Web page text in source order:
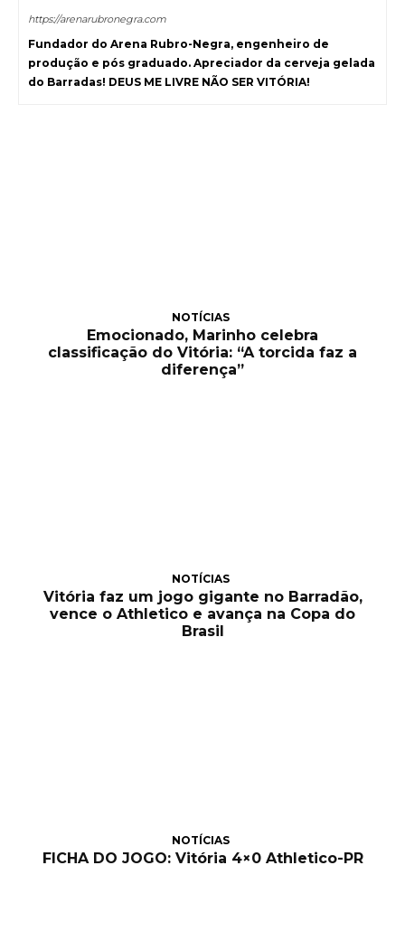
https://arenarubronegra.com
Fundador do Arena Rubro-Negra, engenheiro de
produção e pós graduado. Apreciador da cerveja gelada
do Barradas! DEUS ME LIVRE NÃO SER VITÓRIA!
NOTÍCIAS
Emocionado, Marinho celebra
classificação do Vitória: “A torcida faz a
diferença”
NOTÍCIAS
Vitória faz um jogo gigante no Barradão,
vence o Athletico e avança na Copa do
Brasil
NOTÍCIAS
FICHA DO JOGO: Vitória 4×0 Athletico-PR